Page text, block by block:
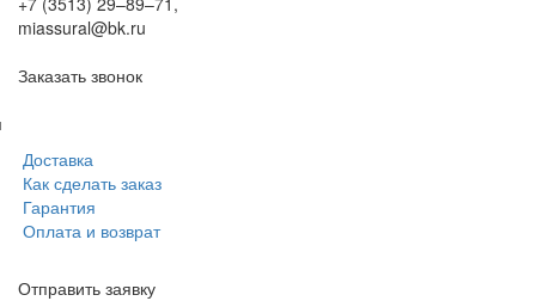
miassural@bk.ru
Заказать звонок
Доставка
Как сделать заказ
Гарантия
Оплата и возврат
Отправить заявку